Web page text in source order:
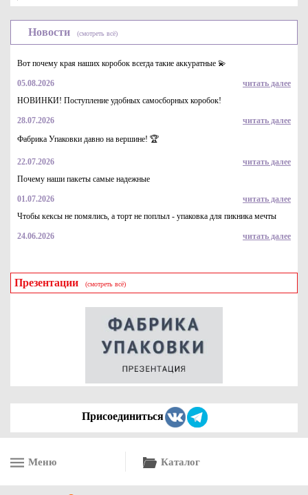
Гофрированная самосборная коробка 85*55*75 М бур/бур из
микрогофрокартона для маркетплейсов
4.2 Купить
Курьерский пакет 170*240+40 без кармана ПВД (50мкм)
Курьерский пакет 1000*950+40 без кармана ПВД (60мкм)
Новости (смотреть всё)
Вот почему края наших коробок всегда такие аккуратные 💫
05.08.2026
читать далее
НОВИНКИ! Поступление удобных самосборных коробок!
28.07.2026
читать далее
Фабрика Упаковки давно на вершине! 🏆
22.07.2026
читать далее
Почему наши пакеты самые надежные
01.07.2026
читать далее
Чтобы кексы не помялись, а торт не поплыл - упаковка для пикника мечты
24.06.2026 читать далее
Презентации (смотреть всё)
Присоединиться
Меню Каталог